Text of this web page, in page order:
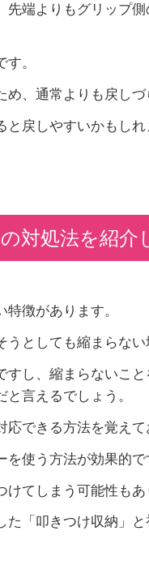
端よりもグリップ
。
、通常よりも戻しづ
戻しやすいかもしれ
対処法を紹介
徴があります。
としても縮まらない
し、縮まらないこ
言えるでしょう。
できる方法を覚えて
使う方法が効果的で
てしまう可能性もあ
「叩きつけ収納」